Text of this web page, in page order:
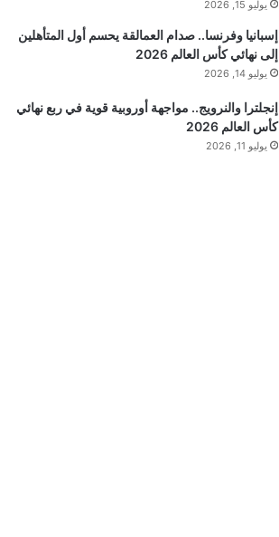
يوليو 15, 2026
إسبانيا وفرنسا.. صدام العمالقة يحسم أول المتأهلين
إلى نهائي كأس العالم 2026
يوليو 14, 2026
إنجلترا والنرويج.. مواجهة أوروبية قوية في ربع نهائي
كأس العالم 2026
يوليو 11, 2026